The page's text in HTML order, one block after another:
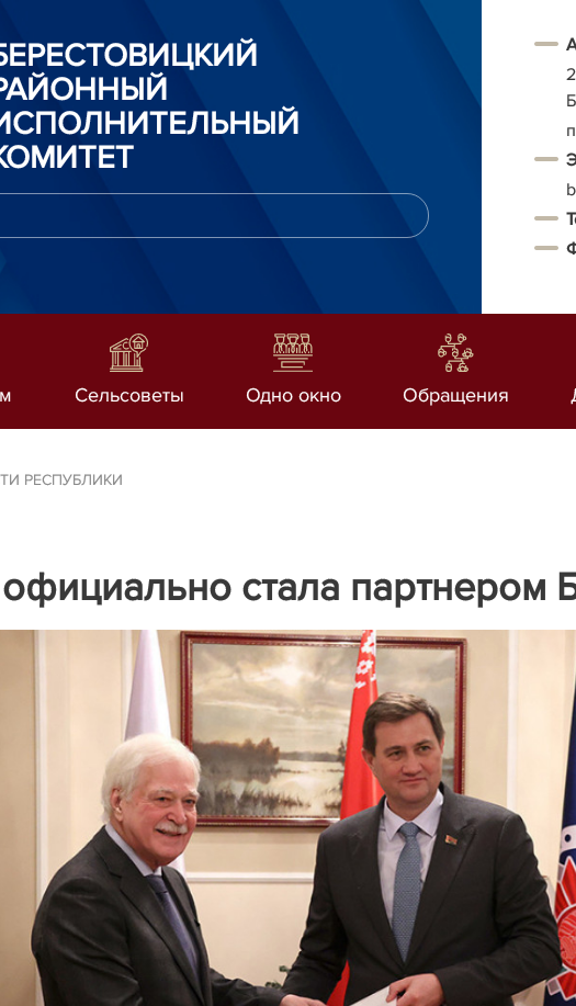
Т
Сельсоветы Одно окно Обращения
РЕСПУБЛИКИ
стала партнером